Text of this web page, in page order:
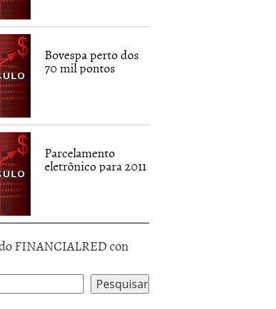
Bovespa perto dos
70 mil pontos
Parcelamento
eletrônico para 2011
FINANCIALRED con